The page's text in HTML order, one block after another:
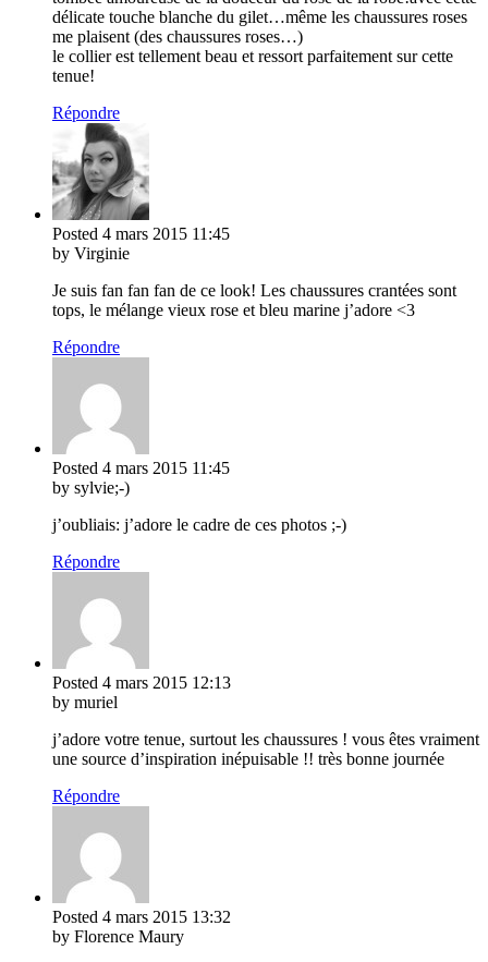
délicate touche blanche du gilet…même les chaussures roses
me plaisent (des chaussures roses…)
le collier est tellement beau et ressort parfaitement sur cette
tenue!
Répondre
Posted 4 mars 2015 11:45
by Virginie
Je suis fan fan fan de ce look! Les chaussures crantées sont
tops, le mélange vieux rose et bleu marine j’adore <3
Répondre
Posted 4 mars 2015 11:45
by sylvie;-)
j’oubliais: j’adore le cadre de ces photos ;-)
Répondre
Posted 4 mars 2015 12:13
by muriel
j’adore votre tenue, surtout les chaussures ! vous êtes vraiment
une source d’inspiration inépuisable !! très bonne journée
Répondre
Posted 4 mars 2015 13:32
by Florence Maury